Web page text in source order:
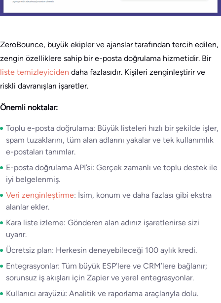
ZeroBounce, büyük ekipler ve ajanslar tarafından tercih edilen,
zengin özelliklere sahip bir e-posta doğrulama hizmetidir. Bir
liste temizleyiciden daha fazlasıdır. Kişileri zenginleştirir ve
riskli davranışları işaretler.
Önemli noktalar:
Toplu e-posta doğrulama: Büyük listeleri hızlı bir şekilde işler,
spam tuzaklarını, tüm alan adlarını yakalar ve tek kullanımlık
e-postaları tanımlar.
E-posta doğrulama API’si: Gerçek zamanlı ve toplu destek ile
iyi belgelenmiş.
Veri zenginleştirme: İsim, konum ve daha fazlası gibi ekstra
alanlar ekler.
Kara liste izleme: Gönderen alan adınız işaretlenirse sizi
uyarır.
Ücretsiz plan: Herkesin deneyebileceği 100 aylık kredi.
Entegrasyonlar: Tüm büyük ESP’lere ve CRM’lere bağlanır;
sorunsuz iş akışları için Zapier ve yerel entegrasyonlar.
Kullanıcı arayüzü: Analitik ve raporlama araçlarıyla dolu.